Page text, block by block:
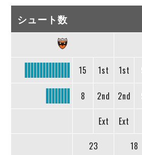
シュート数
15 1st 1st
8 2nd 2nd
Ext Ext
23 18